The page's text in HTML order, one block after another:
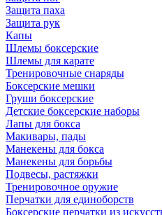
Защита паха
Защита рук
Капы
Шлемы боксерские
Шлемы для карате
Тренировочные снаряды
Боксерские мешки
Груши боксерские
Детские боксерские наборы
Лапы для бокса
Макивары, пады
Манекены для бокса
Манекены для борьбы
Подвесы, растяжки
Тренировочное оружие
Перчатки для единоборств
Боксерские перчатки из